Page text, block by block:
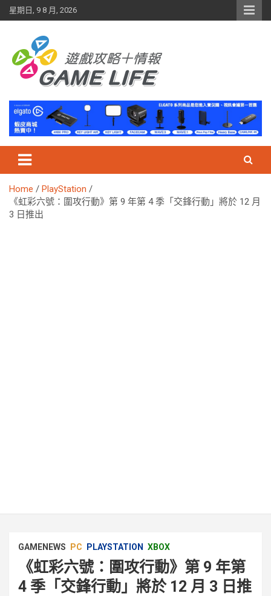
Skip
to
星期日, 9 8 月, 2026
Home
PlayStation
《虹彩六號：圍攻行動》第 9 年第 4 季「交鋒行動」將於 12 月
3 日推出
GAMENEWS PC PLAYSTATION XBOX
《虹彩六號：圍攻行動》第 9 年第
4 季「交鋒行動」將於 12 月 3 日推